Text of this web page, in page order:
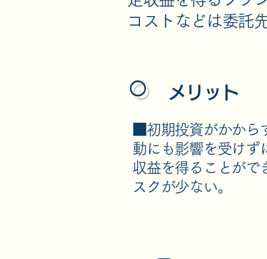
コストなどは委託
メリット
○
■初期投資がかから
動にも影響を受けず
収益を得ることがで
スクが少ない。